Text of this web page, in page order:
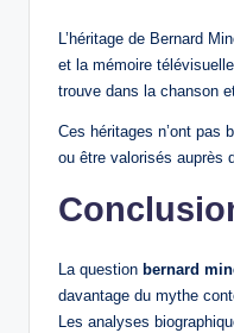
L’héritage de Bernard
et la mémoire
trouve dans la chanson
Ces héritages n’ont pas
ou être valorisés auprès
La question bernard
davantage du mythe
Les analyses